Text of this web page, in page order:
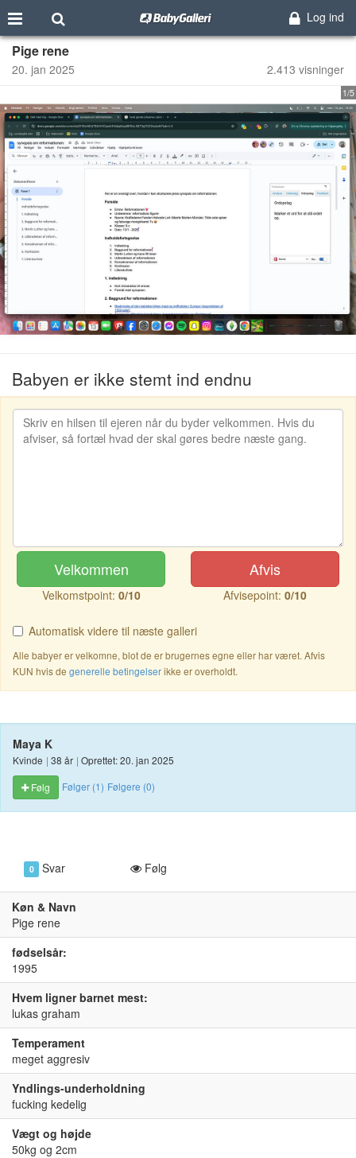
Log ind
Pige rene
20. jan 2025 2.413 visninger
1/5
Babyen er ikke stemt ind endnu
Velkommen
Velkomstpoint: 0/10
Afvis
Afvisepoint: 0/10
Automatisk videre til næste galleri
Alle babyer er velkomne, blot de er brugernes egne eller har været. Afvis
KUN hvis de generelle betingelserikke er overholdt.
Maya K
Kvinde | 38 år | Oprettet: 20. jan 2025
Følg
Følger (1) Følgere (0)
0 Svar Følg
Køn & Navn
Pige rene
fødselsår:
1995
Hvem ligner barnet mest:
lukas graham
Temperament
meget aggresiv
Yndlings-underholdning
fucking kedelig
Vægt og højde
50kg og 2cm